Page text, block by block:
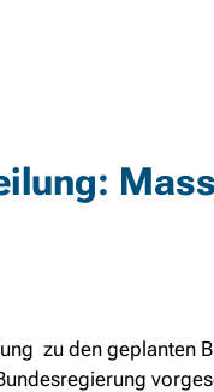
zu den geplanten